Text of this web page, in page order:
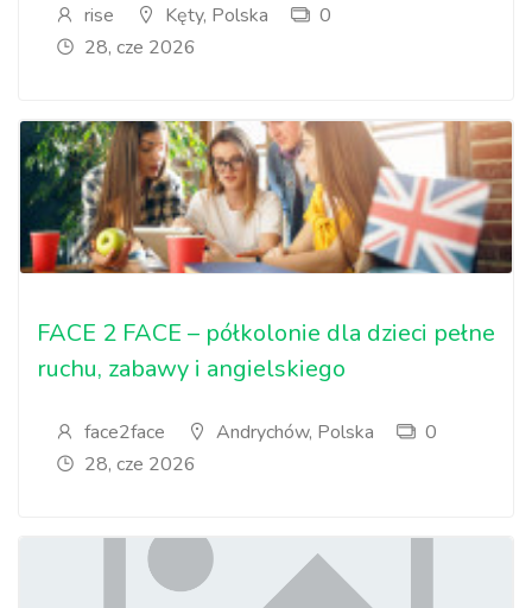
rise Kęty, Polska
0
28, cze 2026
FACE 2 FACE – półkolonie dla dzieci pełne
ruchu, zabawy i angielskiego
face2face Andrychów, Polska
0
28, cze 2026